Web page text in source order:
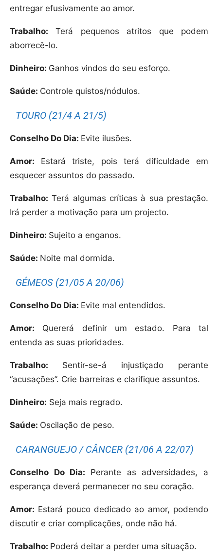
entregar efusivamente ao amor.
Trabalho: Terá pequenos atritos que podem
aborrecê-lo.
Dinheiro: Ganhos vindos do seu esforço.
Saúde: Controle quistos/nódulos.
TOURO (21/4 A 21/5)
Conselho Do Dia: Evite ilusões.
Amor: Estará triste, pois terá dificuldade em
esquecer assuntos do passado.
Trabalho: Terá algumas críticas à sua prestação.
Irá perder a motivação para um projecto.
Dinheiro: Sujeito a enganos.
Saúde: Noite mal dormida.
GÉMEOS (21/05 A 20/06)
Conselho Do Dia: Evite mal entendidos.
Amor: Quererá definir um estado. Para tal
entenda as suas prioridades.
Trabalho: Sentir-se-á injustiçado perante
“acusações”. Crie barreiras e clarifique assuntos.
Dinheiro: Seja mais regrado.
Saúde: Oscilação de peso.
CARANGUEJO / CÂNCER (21/06 A 22/07)
Conselho Do Dia: Perante as adversidades, a
esperança deverá permanecer no seu coração.
Amor: Estará pouco dedicado ao amor, podendo
discutir e criar complicações, onde não há.
Trabalho: Poderá deitar a perder uma situação.